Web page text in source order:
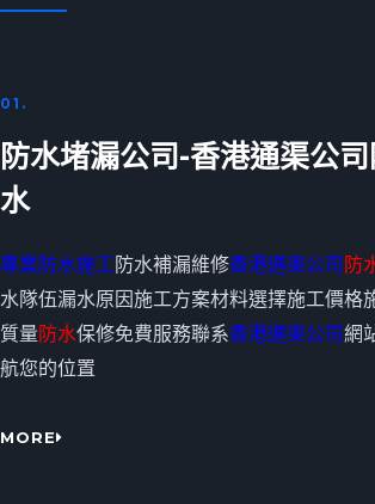
01.
防水堵漏公司-香港通渠公
水
專業防水施工防水補漏維修香港通渠公司 防
水隊伍漏水原因施工方案材料選擇施工價格
質量防水保修免費服務聯系香港通渠公司網
航您的位置
MORE